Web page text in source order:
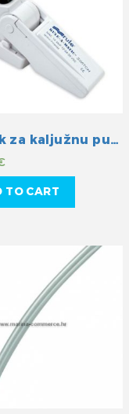
Plovak za kaljužnu pumpu Rule
TO CART